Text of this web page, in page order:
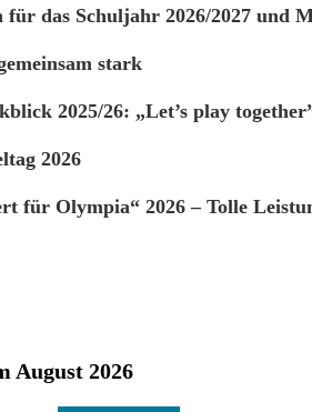
für das Schuljahr 2026/2027 und
stark
2025/26: „Let’s play
2026
für Olympia“ 2026 – Tolle
August 2026